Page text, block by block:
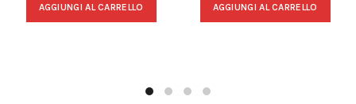
AGGIUNGI AL CARRELLO AGGIUNGI AL CARRELLO